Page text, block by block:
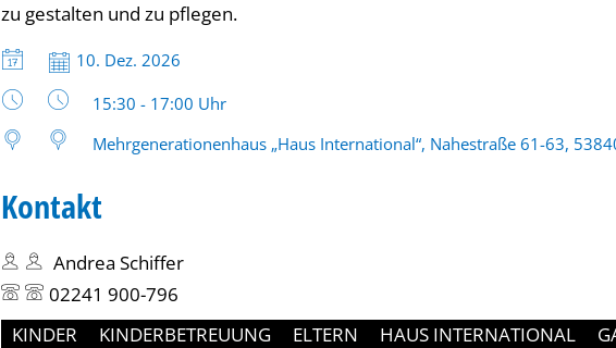
zu gestalten und zu pflegen.
Datum:
10. Dez. 2026
Uhrzeit:
15:30 - 17:00 Uhr
Mehrgenerationenhaus „Haus International“, Nahestraße 61-63,
Kontakt
Andrea Schiffer
02241 900-796
KINDER
KINDERBETREUUNG ELTERN HAUS INTERNATIONAL